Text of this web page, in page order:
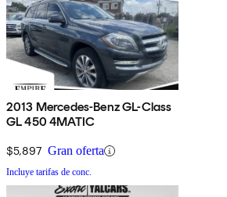
2013 Mercedes-Benz GL-Class
GL 450 4MATIC
$5,897 Gran oferta
Incluye tarifas de conc.